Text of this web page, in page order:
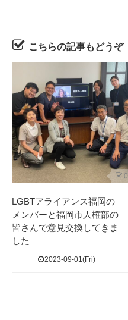
こちらの記事もどうぞ
0
LGBTアライアンス福岡の
メンバーと福岡市人権部の
皆さんで意見交換してきま
した
2023-09-01(Fri)